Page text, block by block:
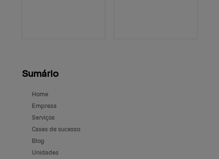
Sumário
Home
Empresa
Serviços
Cases de sucesso
Blog
Unidades